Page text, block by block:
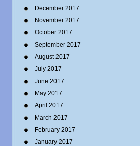
December 2017
November 2017
October 2017
September 2017
August 2017
July 2017
June 2017
May 2017
April 2017
March 2017
February 2017
January 2017